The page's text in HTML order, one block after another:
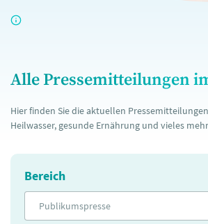
Alle Pressemitteilungen
Hier finden Sie die aktuellen
Heilwasser, gesunde Ernährung und vieles
Bereich
Publikumspresse